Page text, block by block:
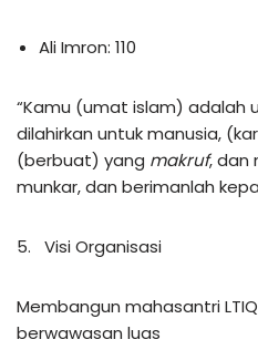
Ali Imron: 110
“Kamu (umat islam) adalah
dilahirkan untuk manusia,
(berbuat) yang makruf, dan
munkar, dan berimanlah
5. Visi Organisasi
Membangun mahasantri
berwawasan luas